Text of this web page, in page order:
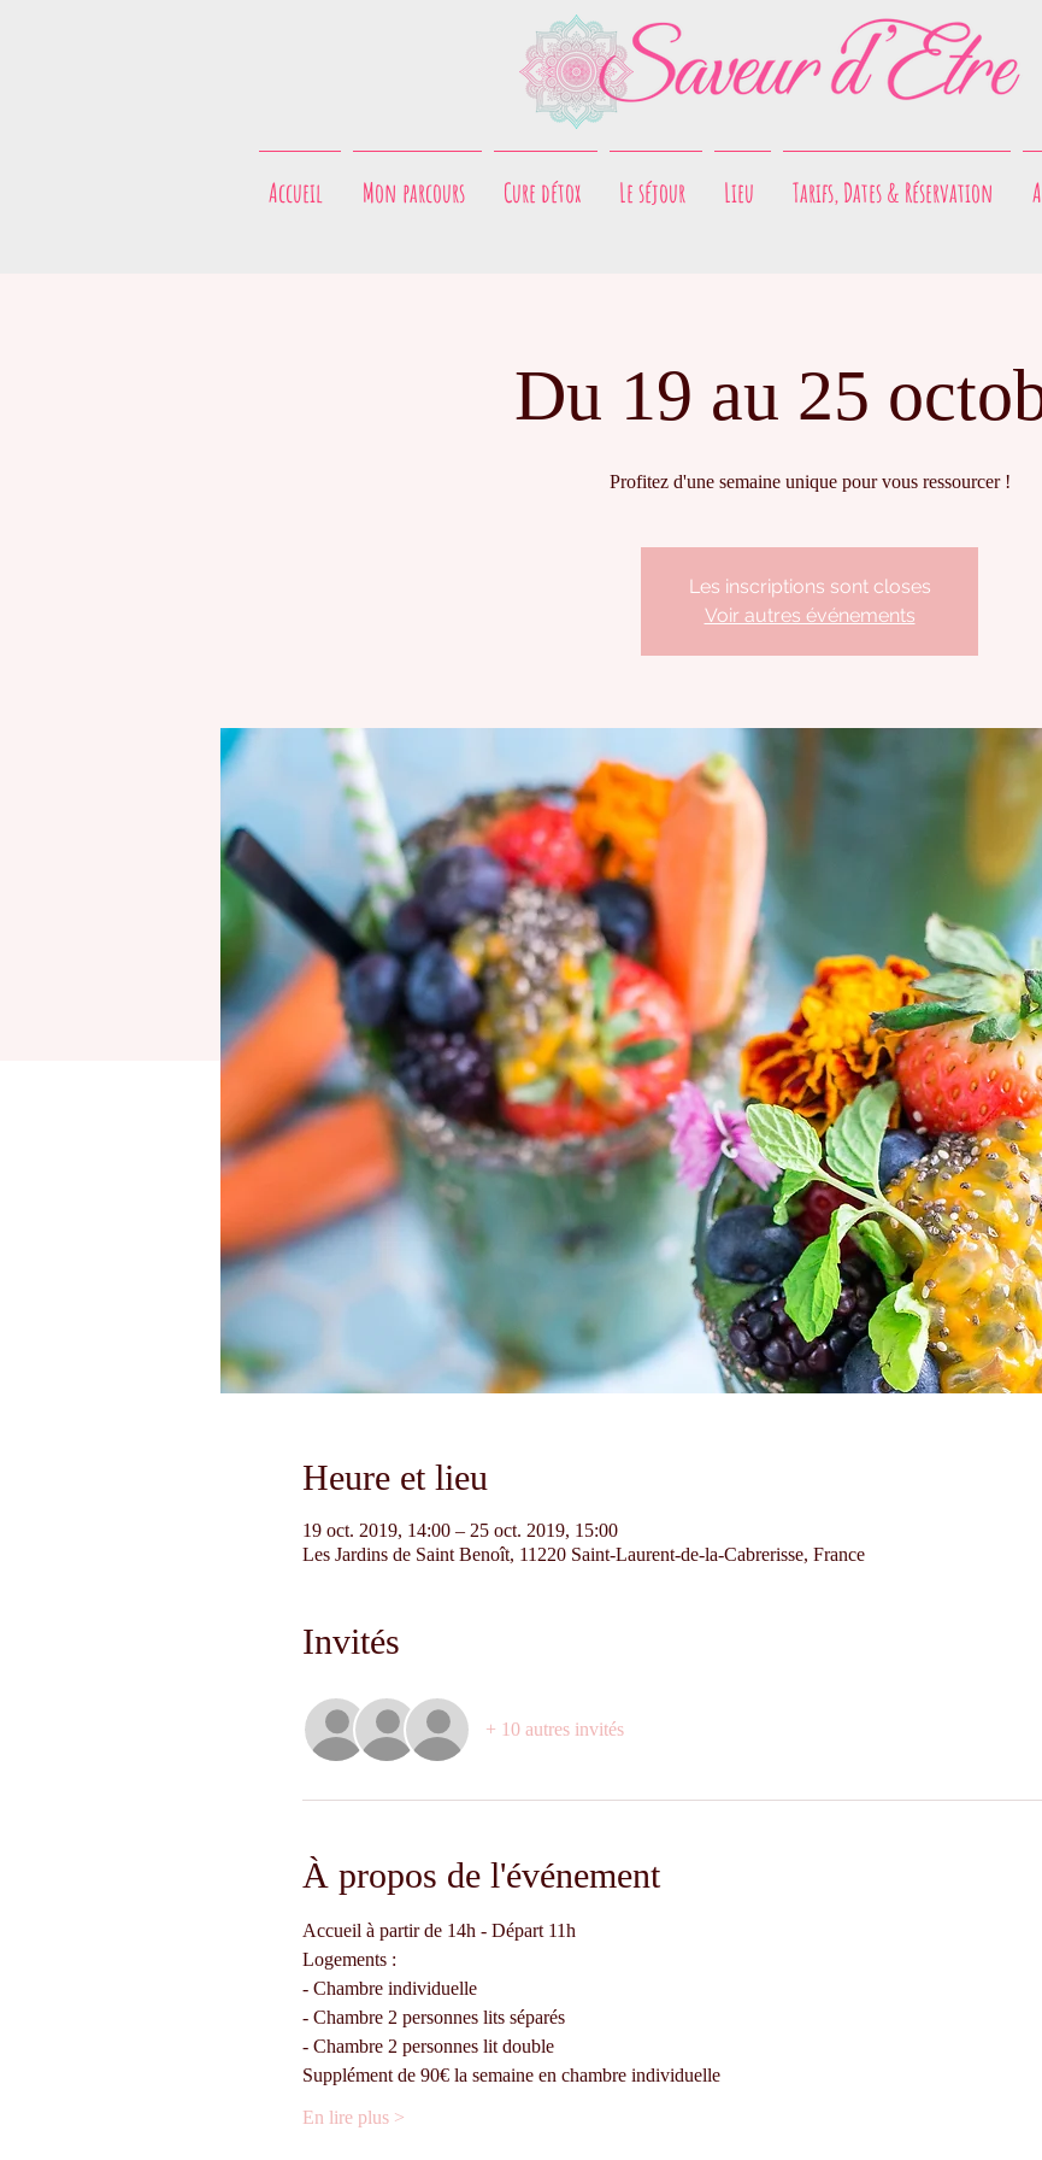
Accueil Mon parcours Cure détox Le séjour Lieu Tarifs, Dates & Réservation
Du 19 au 25
Profitez d'une semaine unique pour vous ressourcer !
Les inscriptions sont closes
Voir autres événements
Heure et lieu
19 oct. 2019, 14:00 – 25 oct. 2019, 15:00
Les Jardins de Saint Benoît, 11220 Saint-Laurent-de-la-Cabrerisse, France
Invités
+ 10 autres invités
À propos de l'événement
Accueil à partir de 14h - Départ 11h
Logements :
- Chambre individuelle
- Chambre 2 personnes lits séparés
- Chambre 2 personnes lit double
Supplément de 90€ la semaine en chambre individuelle
En lire plus >